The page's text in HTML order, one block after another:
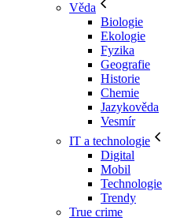
Věda
Biologie
Ekologie
Fyzika
Geografie
Historie
Chemie
Jazykověda
Vesmír
IT a technologie
Digital
Mobil
Technologie
Trendy
True crime